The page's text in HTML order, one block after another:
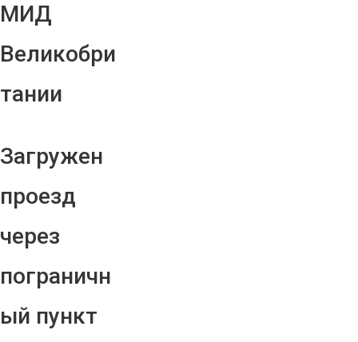
МИД
Великобри
тании
Загружен
проезд
через
пограничн
ый пункт